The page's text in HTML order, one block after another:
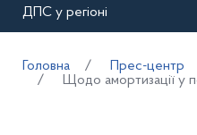
ДПС у регіоні
Головна Прес-центр
Щодо амортизації у